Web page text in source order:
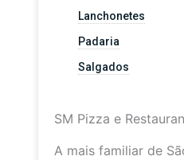
Lanchonetes
Padaria
Salgados
SM Pizza e
A mais familiar de